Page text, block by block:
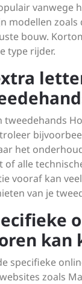
modellen zoals
bouw.
type rijder.
tweedehands
het
of alle
vooraf kan
van je
kan
specifieke
zoals